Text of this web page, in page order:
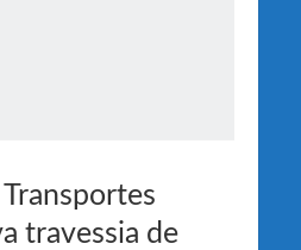
travessia de